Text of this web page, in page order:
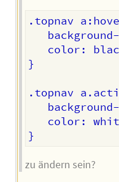
.topnav
color:
}
.topnav
color:
zu ändern sein?